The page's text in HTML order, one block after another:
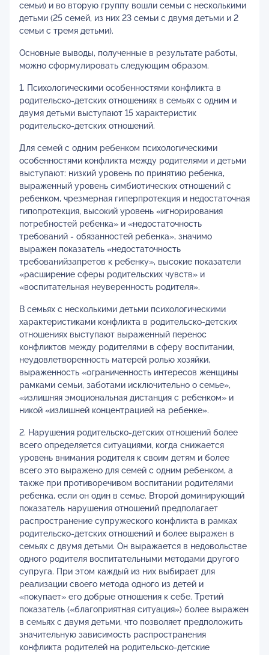
семьи) и во вторую группу вошли семьи с несколькими
детьми (25 семей, из них 23 семьи с двумя детьми и 2
семьи с тремя детьми).
Основные выводы, полученные в результате работы,
можно сформулировать следующим образом.
1. Психологическими особенностями конфликта в
родительско-детских отношениях в семьях с одним и
двумя детьми выступают 15 характеристик
родительско-детских отношений.
Для семей с одним ребенком психологическими
особенностями конфликта между родителями и детьми
выступают: низкий уровень по принятию ребенка,
выраженный уровень симбиотических отношений с
ребенком, чрезмерная гиперпротекция и недостаточная
гипопротекция, высокий уровень «игнорирования
потребностей ребенка» и «недостаточность
требований - обязанностей ребенка», значимо
выражен показатель «недостаточность
требованийзапретов к ребенку», высокие показатели
«расширение сферы родительских чувств» и
«воспитательная неуверенность родителя».
В семьях с несколькими детьми психологическими
характеристиками конфликта в родительско-детских
отношениях выступают выраженный перенос
конфликтов между родителями в сферу воспитании,
неудовлетворенность матерей ролью хозяйки,
выраженность «ограниченность интересов женщины
рамками семьи, заботами исключительно о семье»,
«излишняя эмоциональная дистанция с ребенком» и
никой «излишней концентрацией на ребенке».
2. Нарушения родительско-детских отношений более
всего определяется ситуациями, когда снижается
уровень внимания родителя к своим детям и более
всего это выражено для семей с одним ребенком, а
также при противоречивом воспитании родителями
ребенка, если он один в семье. Второй доминирующий
показатель нарушения отношений предполагает
распространение супружеского конфликта в рамках
родительско-детских отношений и более выражен в
семьях с двумя детьми. Он выражается в недовольстве
одного родителя воспитательными методами другого
супруга. При этом каждый из них выбирает для
реализации своего метода одного из детей и
«покупает» его добрые отношения к себе. Третий
показатель («благоприятная ситуация») более выражен
в семьях с двумя детьми, что позволяет предположить
значительную зависимость распространения
конфликта родителей на родительско-детские